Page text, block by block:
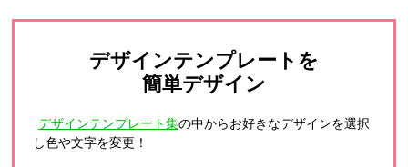
デザインテンプレートを
簡単デザイン
デザインテンプレート集の中からお好きなデザインを選択
し色や文字を変更！